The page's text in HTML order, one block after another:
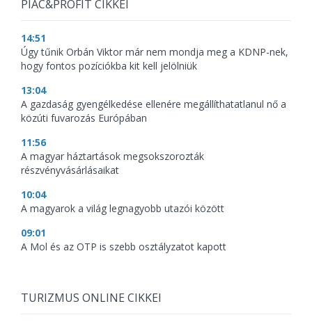
PIAC&PROFIT CIKKEI
14:51
Úgy tűnik Orbán Viktor már nem mondja meg a KDNP-nek,
hogy fontos pozíciókba kit kell jelölniük
13:04
A gazdaság gyengélkedése ellenére megállíthatatlanul nő a
közúti fuvarozás Európában
11:56
A magyar háztartások megsokszorozták
részvényvásárlásaikat
10:04
A magyarok a világ legnagyobb utazói között
09:01
A Mol és az OTP is szebb osztályzatot kapott
TURIZMUS ONLINE CIKKEI